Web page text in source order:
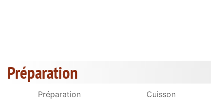
Préparation
Préparation
Cuisson